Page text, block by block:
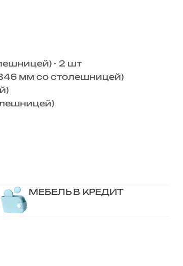
- 2 шт
мм со столешницей)
МЕБЕЛЬ В КРЕДИТ